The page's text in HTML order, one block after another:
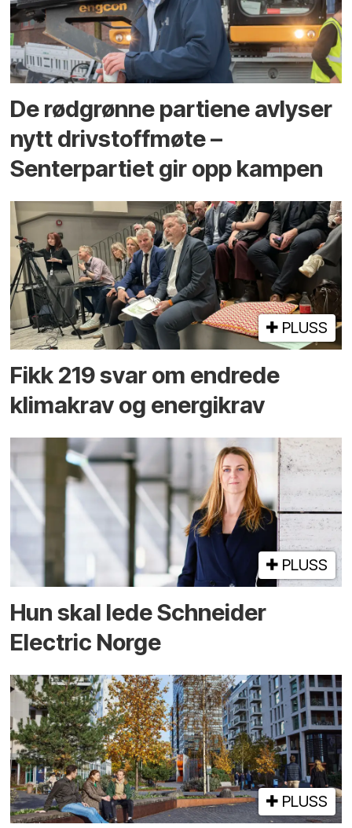
De rødgrønne partiene avlyser
nytt drivstoffmøte –
Senterpartiet gir opp kampen
PLUSS
Fikk 219 svar om endrede
klimakrav og energikrav
PLUSS
Hun skal lede Schneider
Electric Norge
PLUSS